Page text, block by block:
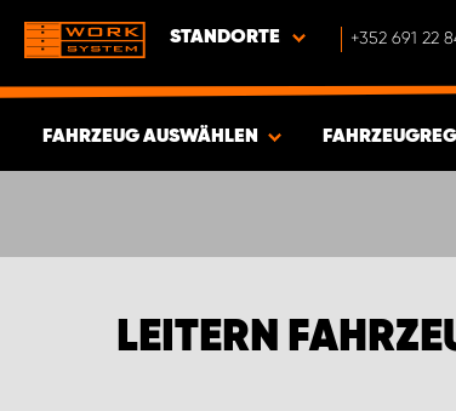
STANDORTE +352 691 22
FAHRZEUG AUSWÄHLEN
LEITERN